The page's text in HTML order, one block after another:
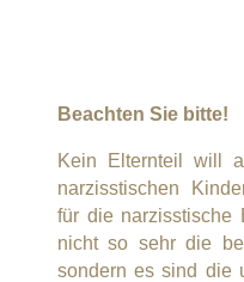
Beachten Sie bitte!
Kein Elternteil will
narzisstischen
für die narzisstische
nicht so sehr die
sondern es sind die